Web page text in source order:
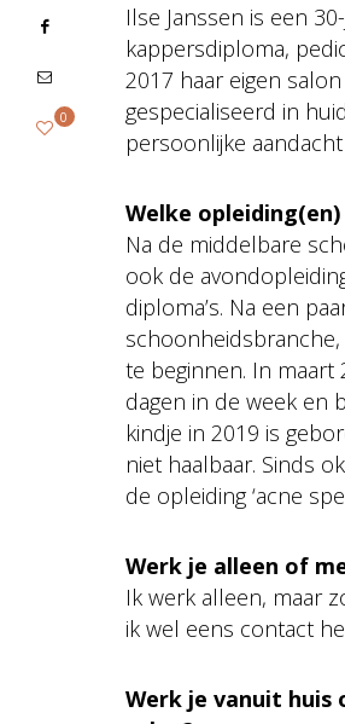
Ilse Janssen is een
kappersdiploma,
2017 haar eigen
gespecialiseerd in
persoonlijke
Welke
Na de middelbare
ook de
diploma’s. Na een
te beginnen. In maart
dagen in de week en
kindje in 2019 is
niet haalbaar. Sinds
de opleiding ‘acne
Werk je alleen of
Ik werk alleen, maar
ik wel eens contact
Werk je vanuit
0